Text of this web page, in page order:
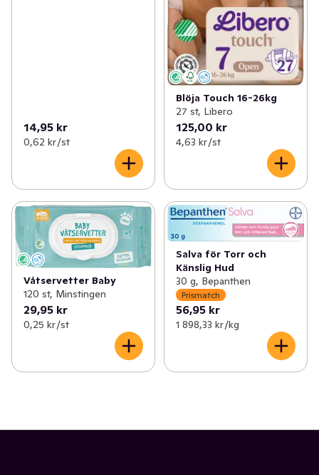
14,95 kr
0,62 kr /st
Blöja Touch 16-26kg
27 st, Libero
125,00 kr
4,63 kr /st
Våtservetter Baby
120 st, Minstingen
29,95 kr
0,25 kr /st
Salva för Torr och
Känslig Hud
30 g, Bepanthen
Prismatch
56,95 kr
1 898,33 kr /kg